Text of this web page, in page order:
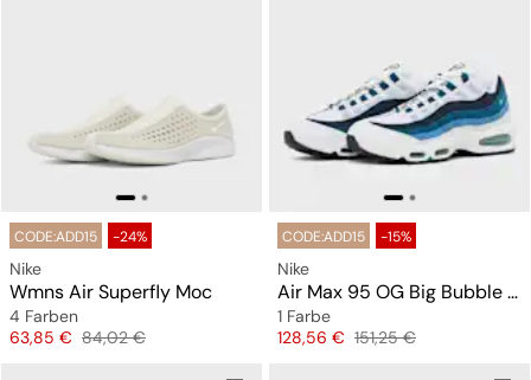
CODE:ADD15 -24%
Nike
Wmns Air Superfly Moc
4 Farben
Preis
63,85 € Originalpreis
84,02 €
CODE:ADD15 -15%
Nike
Air Max 95 OG Big Bubble "Slate"
1 Farbe
Preis
128,56 € Originalpreis
151,25 €